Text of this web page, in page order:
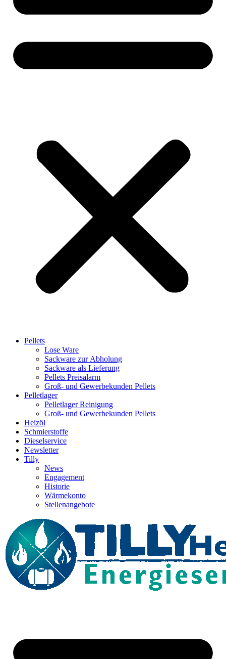
Pellets
Lose Ware
Sackware zur Abholung
Sackware als Lieferung
Pellets Preisalarm
Groß- und Gewerbekunden Pellets
Pelletlager
Pelletlager Reinigung
Groß- und Gewerbekunden Pellets
Heizöl
Schmierstoffe
Dieselservice
Newsletter
Tilly
News
Engagement
Historie
Wärmekonto
Stellenangebote